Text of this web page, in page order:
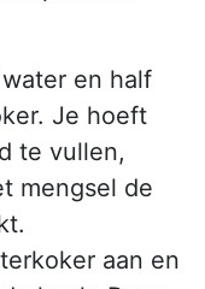
en half
Je hoeft
te vullen,
mengsel de
aan en